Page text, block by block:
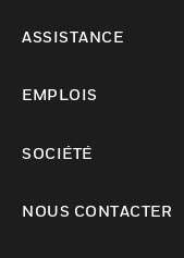
ASSISTANCE
EMPLOIS
SOCIÉTÉ
NOUS CONTACTER